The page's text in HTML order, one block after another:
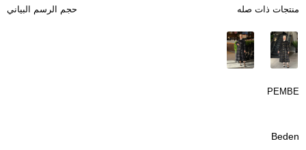
حجم الرسم البياني منتجات ذات صله
PEMBE
Beden